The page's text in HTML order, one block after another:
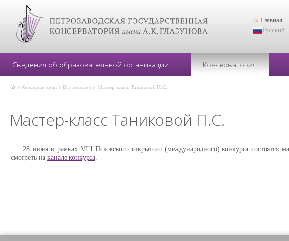
Главная
Русский
Сведения об образовательной организации Консерватория
Консерватория Все новости Мастер-класс Таниковой П.С.
Мастер-класс Таниковой П.С.
28 июня в рамках VIII Псковского открытого (международного) конкурса состоятся
смотреть на канале конкурса.